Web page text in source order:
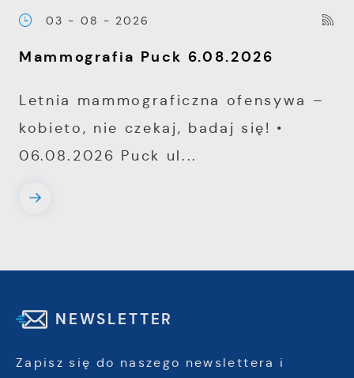
03 - 08 - 2026
Mammografia Puck 6.08.2026
Letnia mammograficzna ofensywa –
kobieto, nie czekaj, badaj się! •
06.08.2026 Puck ul...
NEWSLETTER
Zapisz się do naszego newslettera i